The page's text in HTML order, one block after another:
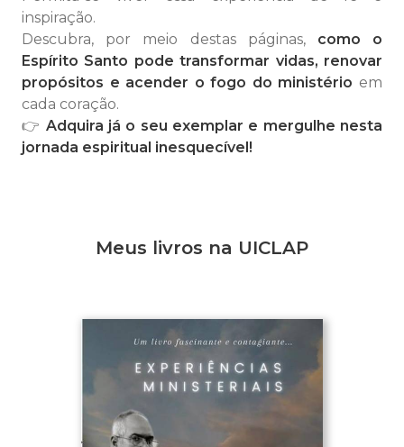
inspiração.
Descubra, por meio destas páginas, como o
Espírito Santo pode transformar vidas, renovar
propósitos e acender o fogo do ministério em
cada coração.
👉 Adquira já o seu exemplar e mergulhe nesta
jornada espiritual inesquecível!
Meus livros na UICLAP